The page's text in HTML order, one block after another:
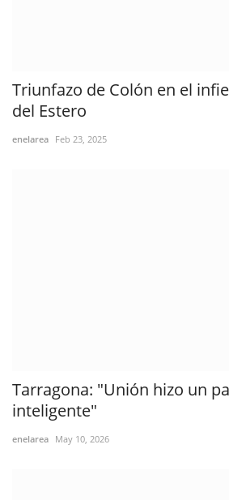
Triunfazo de Colón en el
del Estero
enelarea Feb 23, 2025
Tarragona: "Unión hizo un
inteligente"
enelarea May 10, 2026